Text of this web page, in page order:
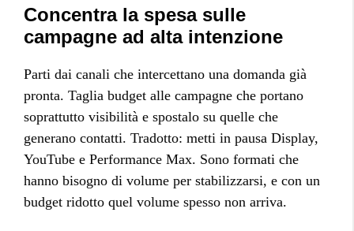
Concentra la spesa sulle
campagne ad alta intenzione
Parti dai canali che intercettano una domanda già
pronta. Taglia budget alle campagne che portano
soprattutto visibilità e spostalo su quelle che
generano contatti. Tradotto: metti in pausa Display,
YouTube e Performance Max. Sono formati che
hanno bisogno di volume per stabilizzarsi, e con un
budget ridotto quel volume spesso non arriva.